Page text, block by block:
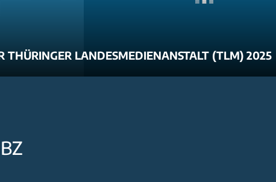
THÜRINGER LANDESMEDIENANSTALT (TLM) 2025